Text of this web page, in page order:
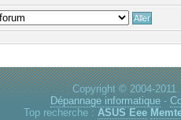
Copyright © 2004-
Dépannage informatique -
Top recherche : ASUS Eee